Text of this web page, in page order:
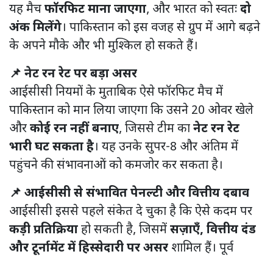
यह मैचफॉरफिट माना जाएगा, और भारत को स्वतःदो
अंक मिलेंगे। पाकिस्तान को इस वजह से ग्रुप में आगे बढ़ने
के अपने मौके और भी मुश्किल हो सकते हैं।
📌 नेट रन रेट पर बड़ा असर
आईसीसी नियमों के मुताबिक ऐसे फॉरफिट मैच में
पाकिस्तान को मान लिया जाएगा कि उसने 20 ओवर खेले
औरकोई रन नहीं बनाए, जिससे टीम कानेट रन रेट
भारी घट सकता है। यह उनके सुपर-8 और अंतिम में
पहुंचने की संभावनाओं को कमजोर कर सकता है।
📌 आईसीसी से संभावित पेनल्टी और वित्तीय दबाव
आईसीसी इससे पहले संकेत दे चुका है कि ऐसे कदम पर
कड़ी प्रतिक्रियाहो सकती है, जिसमेंसज़ाएँ, वित्तीय दंड
और टूर्नामेंट में हिस्सेदारी पर असर शामिल हैं। पूर्व